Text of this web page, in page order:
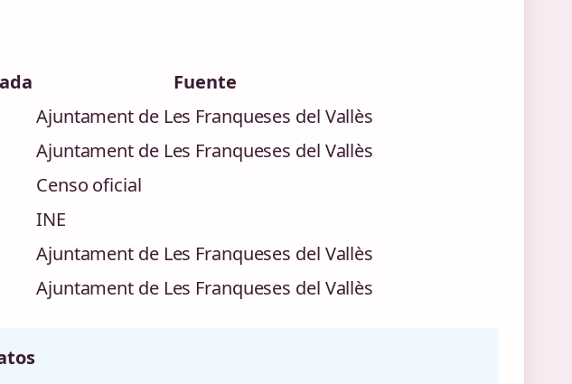
Fuente
Ajuntament de Les Franqueses del Vallès
Ajuntament de Les Franqueses del Vallès
Censo oficial
INE
Ajuntament de Les Franqueses del Vallès
Ajuntament de Les Franqueses del Vallès